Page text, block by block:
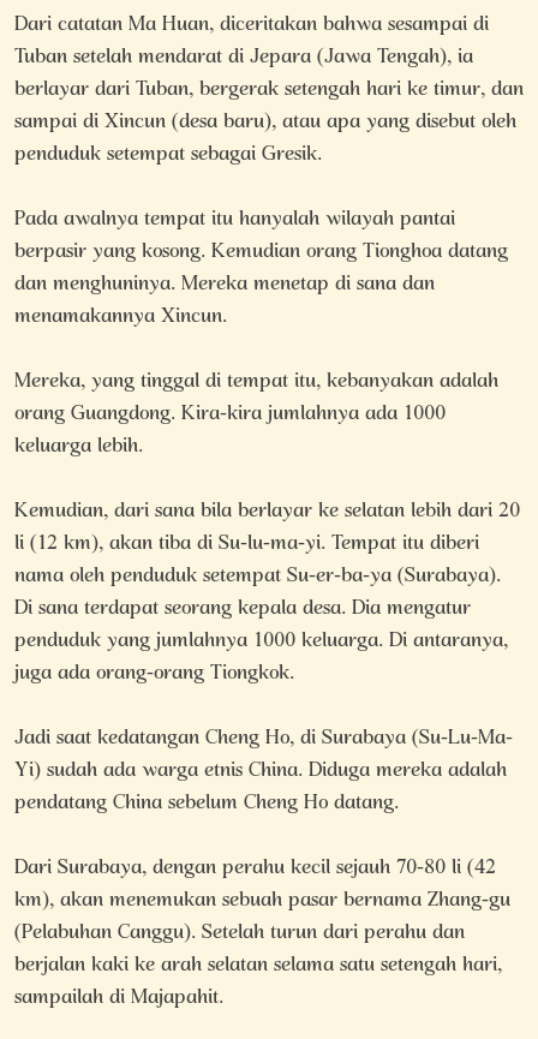
Dari catatan Ma Huan, diceritakan bahwa sesampai di
Tuban setelah mendarat di Jepara (Jawa Tengah), ia
berlayar dari Tuban, bergerak setengah hari ke timur, dan
sampai di Xincun (desa baru), atau apa yang disebut oleh
penduduk setempat sebagai Gresik.
Pada awalnya tempat itu hanyalah wilayah pantai
berpasir yang kosong. Kemudian orang Tionghoa datang
dan menghuninya. Mereka menetap di sana dan
menamakannya Xincun.
Mereka, yang tinggal di tempat itu, kebanyakan adalah
orang Guangdong. Kira-kira jumlahnya ada 1000
keluarga lebih.
Kemudian, dari sana bila berlayar ke selatan lebih dari 20
li (12 km), akan tiba di Su-lu-ma-yi. Tempat itu diberi
nama oleh penduduk setempat Su-er-ba-ya (Surabaya).
Di sana terdapat seorang kepala desa. Dia mengatur
penduduk yang jumlahnya 1000 keluarga. Di antaranya,
juga ada orang-orang Tiongkok.
Jadi saat kedatangan Cheng Ho, di Surabaya (Su-Lu-Ma-
Yi) sudah ada warga etnis China. Diduga mereka adalah
pendatang China sebelum Cheng Ho datang.
Dari Surabaya, dengan perahu kecil sejauh 70-80 li (42
km), akan menemukan sebuah pasar bernama Zhang-gu
(Pelabuhan Canggu). Setelah turun dari perahu dan
berjalan kaki ke arah selatan selama satu setengah hari,
sampailah di Majapahit.